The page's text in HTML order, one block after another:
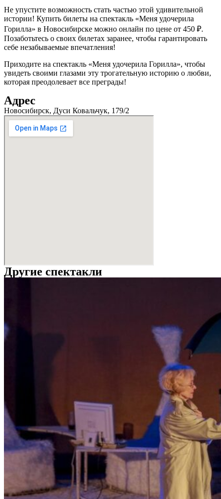
Не упустите возможность стать частью этой удивительной
истории! Купить билеты на спектакль «Меня удочерила
Горилла» в Новосибирске можно онлайн по цене от 450 ₽.
Позаботьтесь о своих билетах заранее, чтобы гарантировать
себе незабываемые впечатления!
Приходите на спектакль «Меня удочерила Горилла», чтобы
увидеть своими глазами эту трогательную историю о любви,
которая преодолевает все преграды!
Адрес
Новосибирск, Дуси Ковальчук, 179/2
Другие спектакли